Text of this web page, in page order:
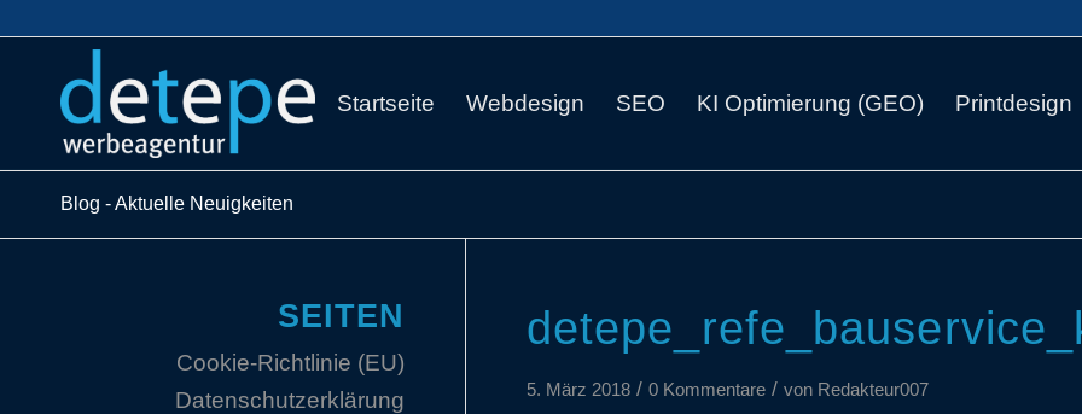
Startseite Webdesign SEO KI Optimierung (GEO) Printdesign
Blog - Aktuelle Neuigkeiten
5. März 2018 / 0 Kommentare / von Redakteur007
SEITEN
Cookie-Richtlinie (EU)
Datenschutzerklärung